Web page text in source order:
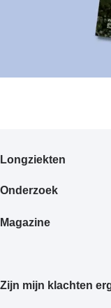
Primair
Longziekten
Onderzoek
Magazine
Zijn mijn klachten